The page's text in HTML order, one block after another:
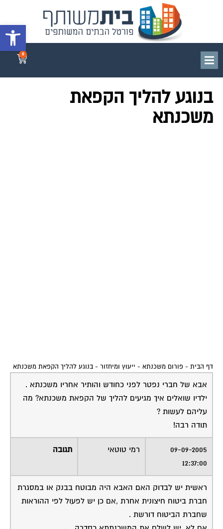
פתח
בנוגע להליך הקפאת
משכנתא
אבא של חברי נפטר לפני כחודש והותיר אחריו משכנתא .
ילדיו שואלים איך מגיעים להליך של הקפאת משכנתא? מה
עליהם לעשות ?
תודה רבה!
09-09-2005
12:37:00
רמי טוטאי תגובה
ראשית יש לבדוק האם האבא היה מבוטח בבנק או במסגרת
חברת ביטוח חיצונית אחרת ,אם כן יש לפעול לפי ההוראות
שחברת הביטוח דורשת .
אם לא ,יש לשלם את המשכנתתא כסדרה .